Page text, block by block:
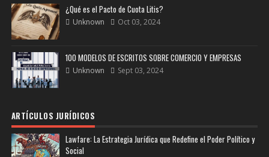
¿Qué es el Pacto de Cuota Litis?
Unknown Oct 03, 2024
100 MODELOS DE ESCRITOS SOBRE COMERCIO Y EMPRESAS
Unknown Sept 03, 2024
ARTÍCULOS JURÍDICOS
Lawfare: La Estrategia Jurídica que Redefine el Poder Político y
Social